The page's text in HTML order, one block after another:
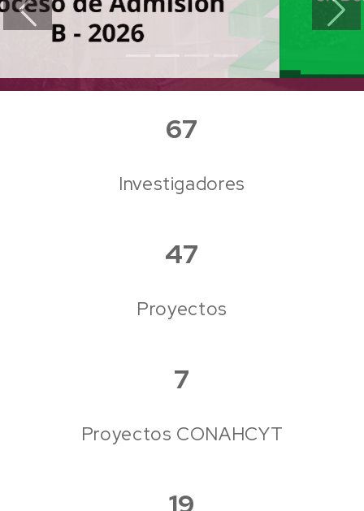
Previous Next
67
Investigadores
47
Proyectos
7
Proyectos CONAHCYT
19